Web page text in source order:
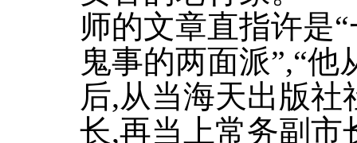
师的文章直指许是
鬼事的两面派”,“
后,从当海天出版
长,再当上常务副市